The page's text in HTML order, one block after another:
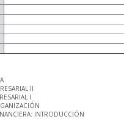
II
I
INTRODUCCIÓN